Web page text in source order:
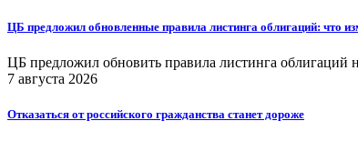
ЦБ предложил обновленные правила листинга облигаций: что
ЦБ предложил обновить правила листинга облигаций
7 августа 2026
Отказаться от российского гражданства станет дороже